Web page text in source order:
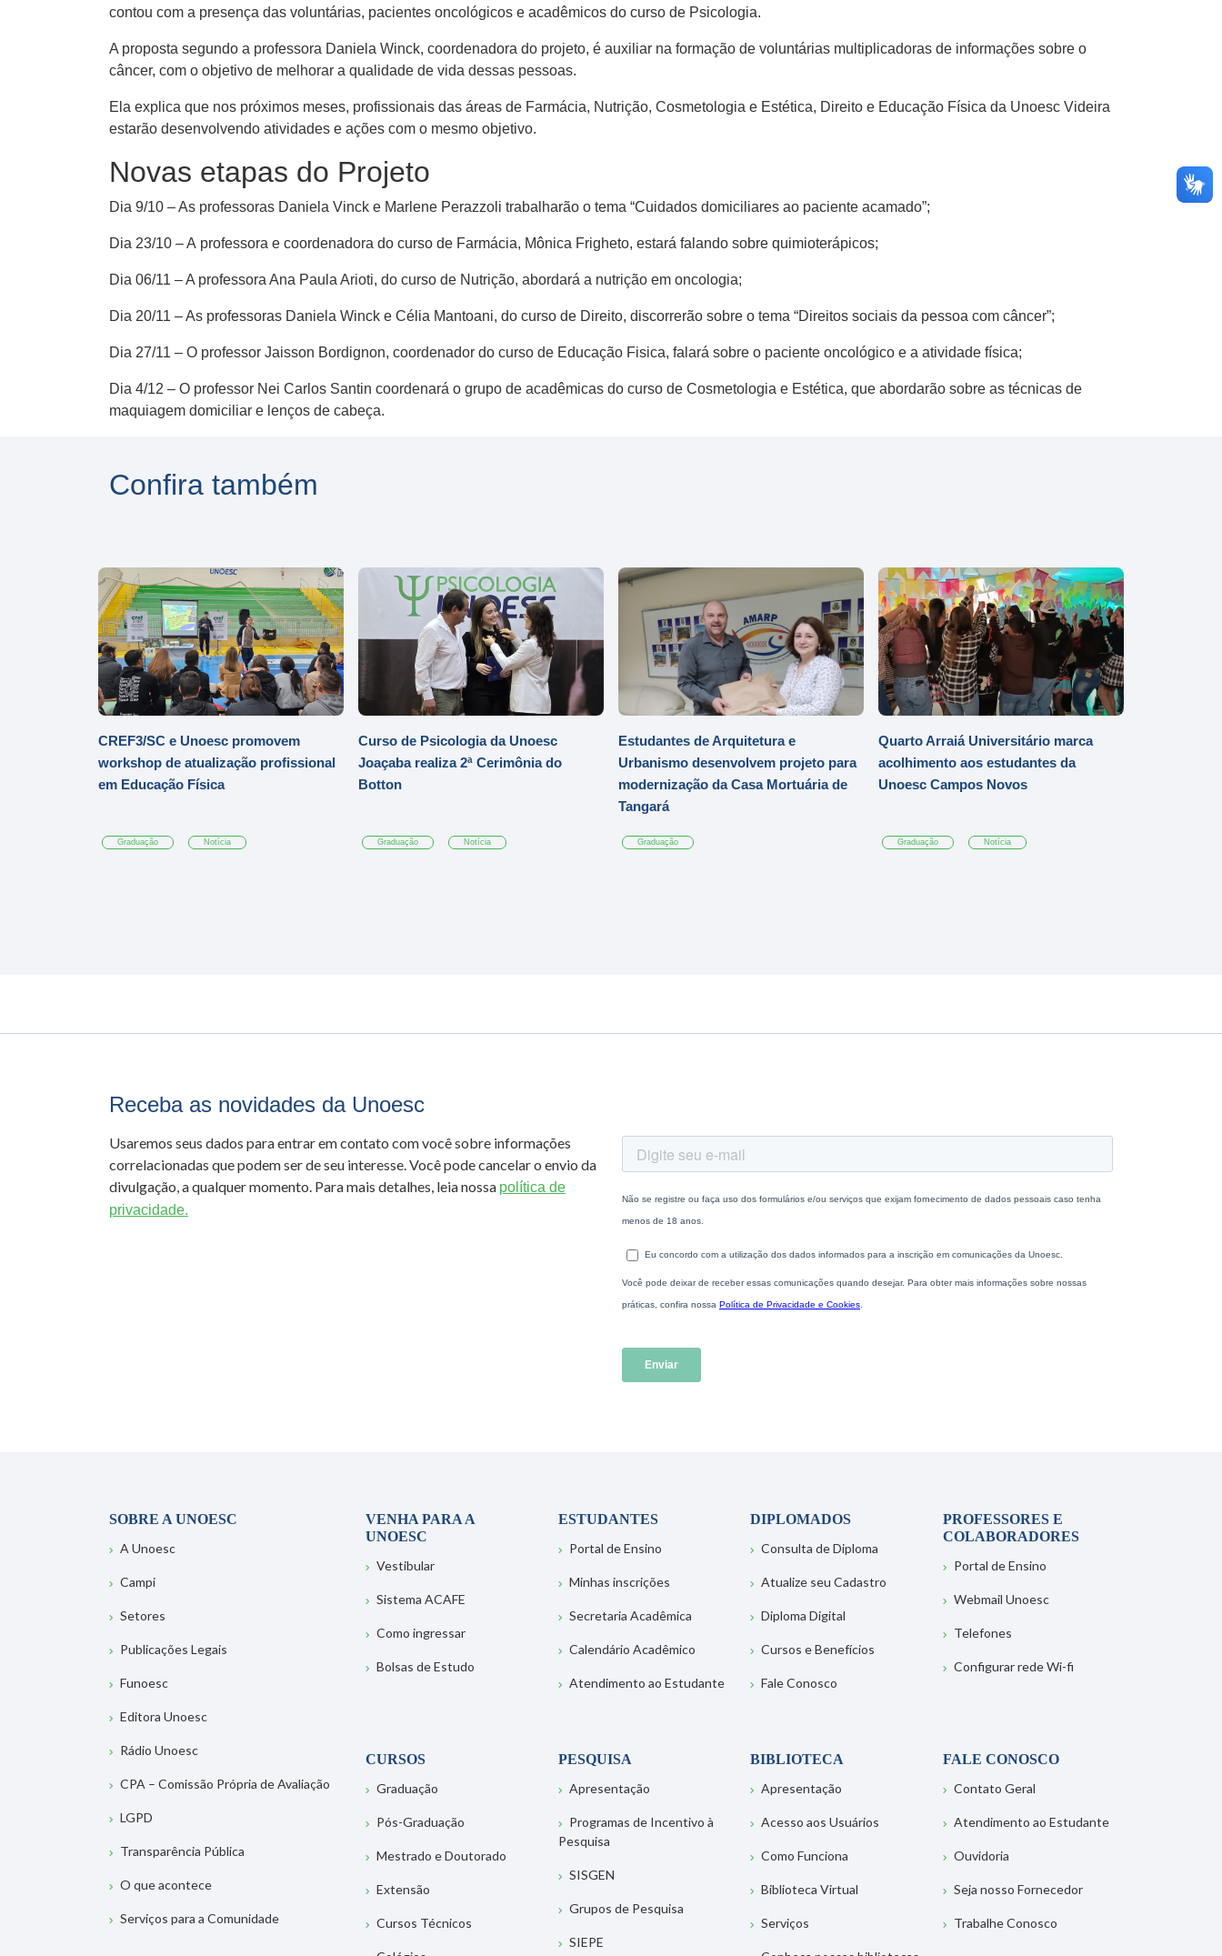
contou com a presença das voluntárias, pacientes oncológicos e acadêmicos do curso de Psicologia.
A proposta segundo a professora Daniela Winck, coordenadora do projeto, é auxiliar na formação de voluntárias multiplicadoras de informações sobre o
câncer, com o objetivo de melhorar a qualidade de vida dessas pessoas.
Ela explica que nos próximos meses, profissionais das áreas de Farmácia, Nutrição, Cosmetologia e Estética, Direito e Educação Física da Unoesc Videira
estarão desenvolvendo atividades e ações com o mesmo objetivo.
Novas etapas do Projeto
Dia 9/10 – As professoras Daniela Vinck e Marlene Perazzoli trabalharão o tema “Cuidados domiciliares ao paciente acamado”;
Dia 23/10 – A professora e coordenadora do curso de Farmácia, Mônica Frigheto, estará falando sobre quimioterápicos;
Dia 06/11 – A professora Ana Paula Arioti, do curso de Nutrição, abordará a nutrição em oncologia;
Dia 20/11 – As professoras Daniela Winck e Célia Mantoani, do curso de Direito, discorrerão sobre o tema “Direitos sociais da pessoa com câncer”;
Dia 27/11 – O professor Jaisson Bordignon, coordenador do curso de Educação Fisica, falará sobre o paciente oncológico e a atividade física;
Dia 4/12 – O professor Nei Carlos Santin coordenará o grupo de acadêmicas do curso de Cosmetologia e Estética, que abordarão sobre as técnicas de
maquiagem domiciliar e lenços de cabeça.
Confira também
CREF3/SC e Unoesc promovem
workshop de atualização profissional
em Educação Física
Graduação Notícia
Curso de Psicologia da Unoesc
Joaçaba realiza 2ª Cerimônia do
Botton
Graduação Notícia
Estudantes de Arquitetura e
Urbanismo desenvolvem projeto para
modernização da Casa Mortuária de
Tangará
Graduação
Quarto Arraiá Universitário marca
acolhimento aos estudantes da
Unoesc Campos Novos
Graduação Notícia
Receba as novidades da Unoesc
Usaremos seus dados para entrar em contato com você sobre informações
correlacionadas que podem ser de seu interesse. Você pode cancelar o envio da
divulgação, a qualquer momento. Para mais detalhes, leia nossa política de
privacidade.
SOBRE A UNOESC
A Unoesc
Campi
Setores
Publicações Legais
Funoesc
Editora Unoesc
Rádio Unoesc
CPA – Comissão Própria de Avaliação
LGPD
Transparência Pública
O que acontece
Serviços para a Comunidade
VENHA PARA A
UNOESC
Vestibular
Sistema ACAFE
Como ingressar
Bolsas de Estudo
ESTUDANTES
Portal de Ensino
Minhas inscrições
Secretaria Acadêmica
Calendário Acadêmico
Atendimento ao Estudante
DIPLOMADOS
Consulta de Diploma
Atualize seu Cadastro
Diploma Digital
Cursos e Benefícios
Fale Conosco
PROFESSORES E
COLABORADORES
Portal de Ensino
Webmail Unoesc
Telefones
Configurar rede Wi-fi
CURSOS
Graduação
Pós-Graduação
Mestrado e Doutorado
Extensão
Cursos Técnicos
PESQUISA
Apresentação
Programas de Incentivo à
Pesquisa
SISGEN
Grupos de Pesquisa
SIEPE
BIBLIOTECA
Apresentação
Acesso aos Usuários
Como Funciona
Biblioteca Virtual
Serviços
FALE CONOSCO
Contato Geral
Atendimento ao Estudante
Ouvidoria
Seja nosso Fornecedor
Trabalhe Conosco